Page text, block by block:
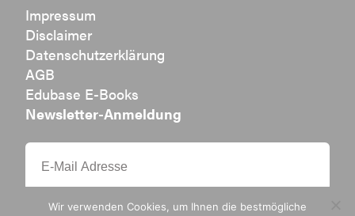
Impressum
Disclaimer
Datenschutzerklärung
AGB
Edubase E-Books
Newsletter-Anmeldung
Wir verwenden Cookies, um Ihnen die bestmögliche